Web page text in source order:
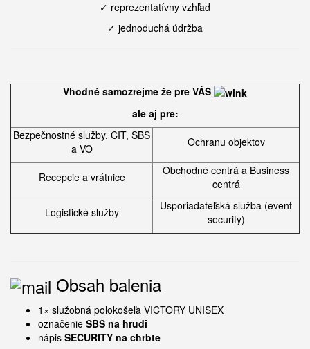
✓ reprezentatívny vzhľad
✓ jednoduchá údržba
Vhodné samozrejme že pre VÁS
ale aj pre:
Bezpečnostné služby, CIT, SBS
a VO
Ochranu objektov
Recepcie a vrátnice
Obchodné centrá a Business
centrá
Logistické služby
Usporiadateľská služba (event
security)
Obsah balenia
1× služobná polokošeľa VICTORY UNISEX
označenie SBS na hrudi
nápis SECURITY na chrbte